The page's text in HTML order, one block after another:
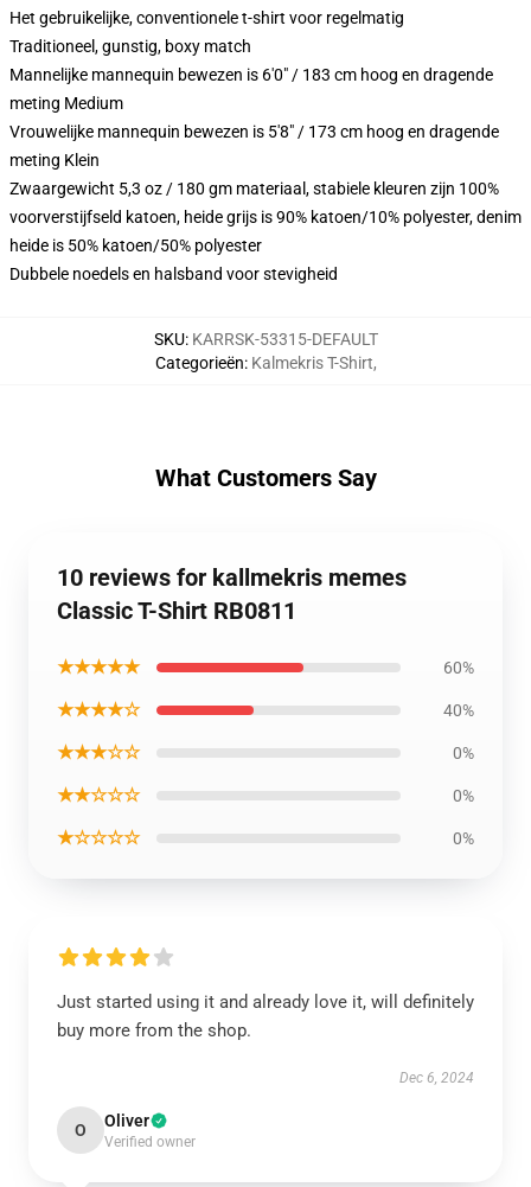
Het gebruikelijke, conventionele t-shirt voor regelmatig
Traditioneel, gunstig, boxy match
Mannelijke mannequin bewezen is 6'0" / 183 cm hoog en dragende
meting Medium
Vrouwelijke mannequin bewezen is 5'8" / 173 cm hoog en dragende
meting Klein
Zwaargewicht 5,3 oz / 180 gm materiaal, stabiele kleuren zijn 100%
voorverstijfseld katoen, heide grijs is 90% katoen/10% polyester, denim
heide is 50% katoen/50% polyester
Dubbele noedels en halsband voor stevigheid
SKU: KARRSK-53315-DEFAULT
Categorieën: Kalmekris T-Shirt,
What Customers Say
10 reviews for kallmekris memes
Classic T-Shirt RB0811
★★★★★ 60%
★★★★☆ 40%
★★★☆☆ 0%
★★☆☆☆ 0%
★☆☆☆☆ 0%
Just started using it and already love it, will definitely
buy more from the shop.
Dec 6, 2024
O Oliver
Verified owner